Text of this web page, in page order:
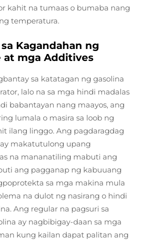
kahit na tumaas o bumaba nang
temperatura.
Kagandahan ng
at mga Additives
sa katatagan ng gasolina
lalo na sa mga hindi madalas
babantayan nang maayos, ang
lumala o masira sa loob ng
ilang linggo. Ang pagdaragdag
makatutulong upang
na mananatiling mabuti ang
ang pagganap ng kabuuang
sa mga makina mula
na dulot ng nasirang o hindi
Ang regular na pagsuri sa
ay nagbibigay-daan sa mga
kung kailan dapat palitan ang